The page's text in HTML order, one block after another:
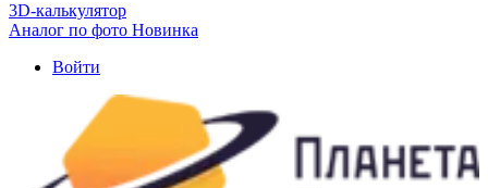
3D-калькулятор
Аналог по фото Новинка
Войти